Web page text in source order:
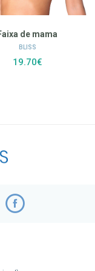
de mama
BLISS
19.70€